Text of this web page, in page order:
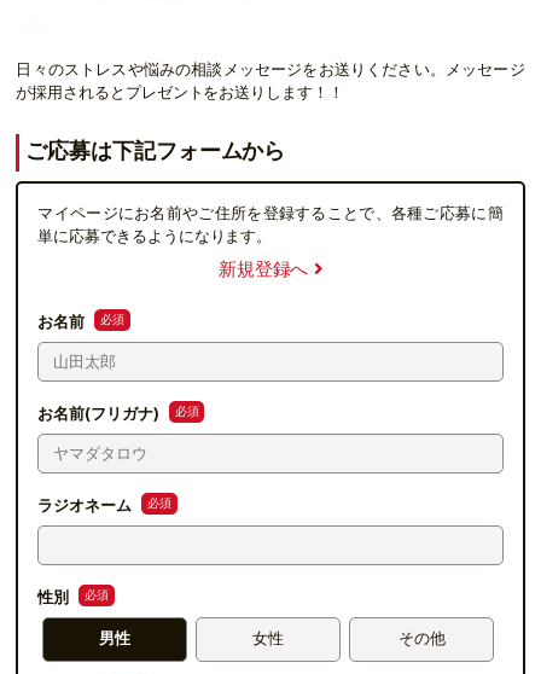
日々のストレスや悩みの相談メッセージをお送りください。メッセージ
が採用されるとプレゼントをお送りします！！
ご応募は下記フォームから
マイページにお名前やご住所を登録することで、各種ご応募に簡
単に応募できるようになります。
新規登録へ
お名前 必須
お名前(フリガナ) 必須
ラジオネーム 必須
性別 必須
男性 女性 その他